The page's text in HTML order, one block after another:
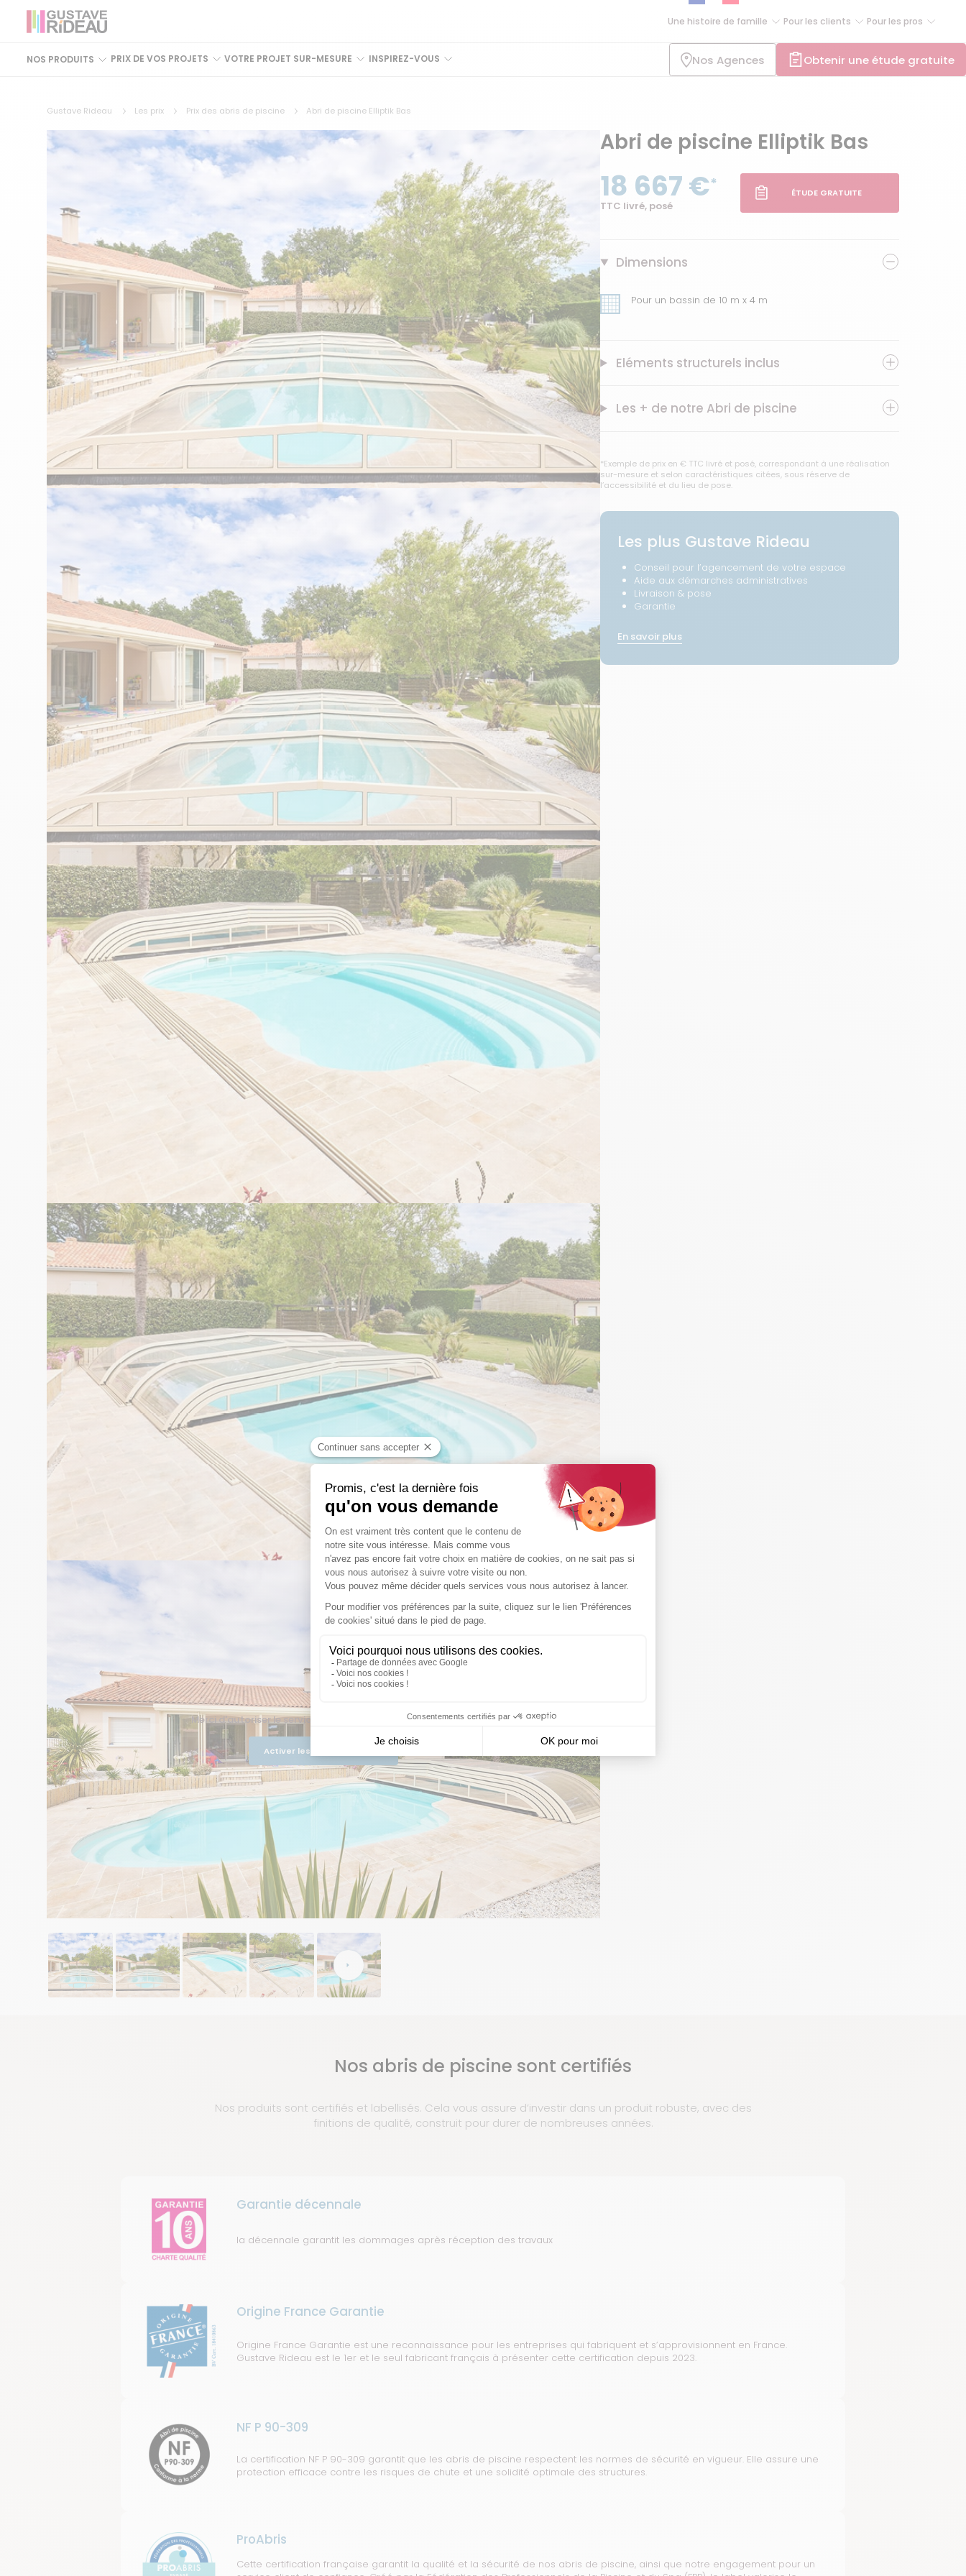
Une histoire de famille Pour les clients Pour les pros
NOS PRODUITS PRIX DE VOS PROJETS VOTRE PROJET SUR-MESURE INSPIREZ-VOUS Nos Agences Obtenir une étude gratuite
Gustave Rideau Les prix Prix des abris de piscine Abri de piscine Elliptik Bas
Merci d'autoriser le service pour voir les vidéos.
Activer les vidéos YouTube
Abri de piscine Elliptik Bas
18 667 €*
TTC livré, posé
ÉTUDE GRATUITE
Dimensions
Pour un bassin de 10 m x 4 m
Eléments structurels inclus
Les + de notre Abri de piscine
*Exemple de prix en € TTC livré et posé, correspondant à une réalisation
sur-mesure et selon caractéristiques citées, sous réserve de
l’accessibilité et du lieu de pose.
Les plus Gustave Rideau
Conseil pour l’agencement de votre espace
Aide aux démarches administratives
Livraison & pose
Garantie
En savoir plus
Nos abris de piscine sont certifiés
Nos produits sont certifiés et labellisés. Cela vous assure d’investir dans un produit robuste, avec des
finitions de qualité, construit pour durer de nombreuses années.
Garantie décennale
la décennale garantit les dommages après réception des travaux
Origine France Garantie
Origine France Garantie est une reconnaissance pour les entreprises qui fabriquent et s’approvisionnent en France.
Gustave Rideau est le 1er et le seul fabricant français à présenter cette certification depuis 2023.
NF P 90-309
La certification NF P 90-309 garantit que les abris de piscine respectent les normes de sécurité en vigueur. Elle assure une
protection efficace contre les risques de chute et une solidité optimale des structures.
ProAbris
Cette certification française garantit la qualité et la sécurité de nos abris de piscine, ainsi que notre engagement pour un